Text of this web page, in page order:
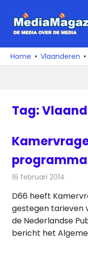
naar
media
over
Home Vlaanderen
Tag:
16 februari 2014
D66 heeft
gestegen tarieven
de Nederlandse
bericht het